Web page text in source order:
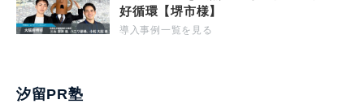
好循環【堺市様】
導入事例一覧を見る
汐留PR塾